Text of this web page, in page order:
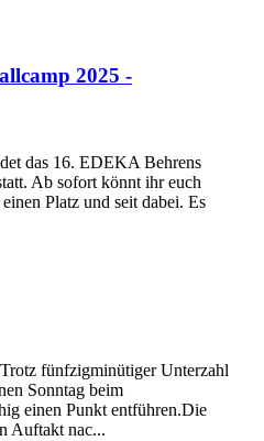
2025 -
das 16. EDEKA Behrens
Ab sofort könnt ihr euch
Platz und seit dabei. Es
fünfzigminütiger Unterzahl
Sonntag beim
einen Punkt entführen.Die
Auftakt nac...